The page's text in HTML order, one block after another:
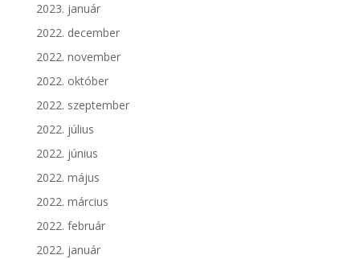
2023. január
2022. december
2022. november
2022. október
2022. szeptember
2022. július
2022. június
2022. május
2022. március
2022. február
2022. január